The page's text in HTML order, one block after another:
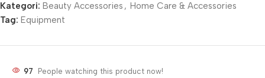
Kategori: Beauty Accessories , Home Care & Accessories
Tag: Equipment
97 People watching this product now!